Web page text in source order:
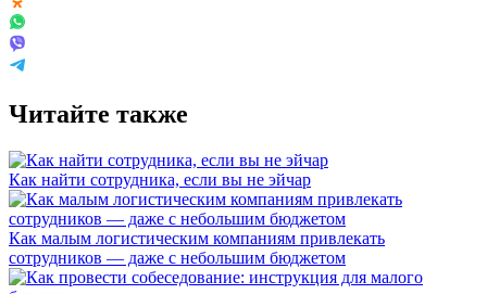
Читайте также
Как найти сотрудника, если вы не эйчар
Как малым логистическим компаниям привлекать
сотрудников — даже с небольшим бюджетом